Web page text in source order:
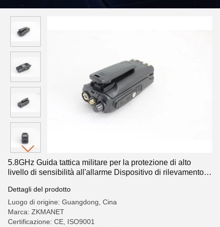
5.8GHz Guida tattica militare per la protezione di alto
livello di sensibilità all'allarme Dispositivo di rilevamento
Dettagli del prodotto
Luogo di origine: Guangdong, Cina
Marca: ZKMANET
Certificazione: CE, ISO9001